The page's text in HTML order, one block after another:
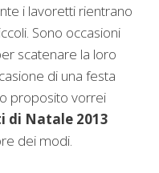
i lavoretti rientrano
Sono occasioni
scatenare la loro
di una festa
proposito vorrei
di Natale 2013
dei modi.